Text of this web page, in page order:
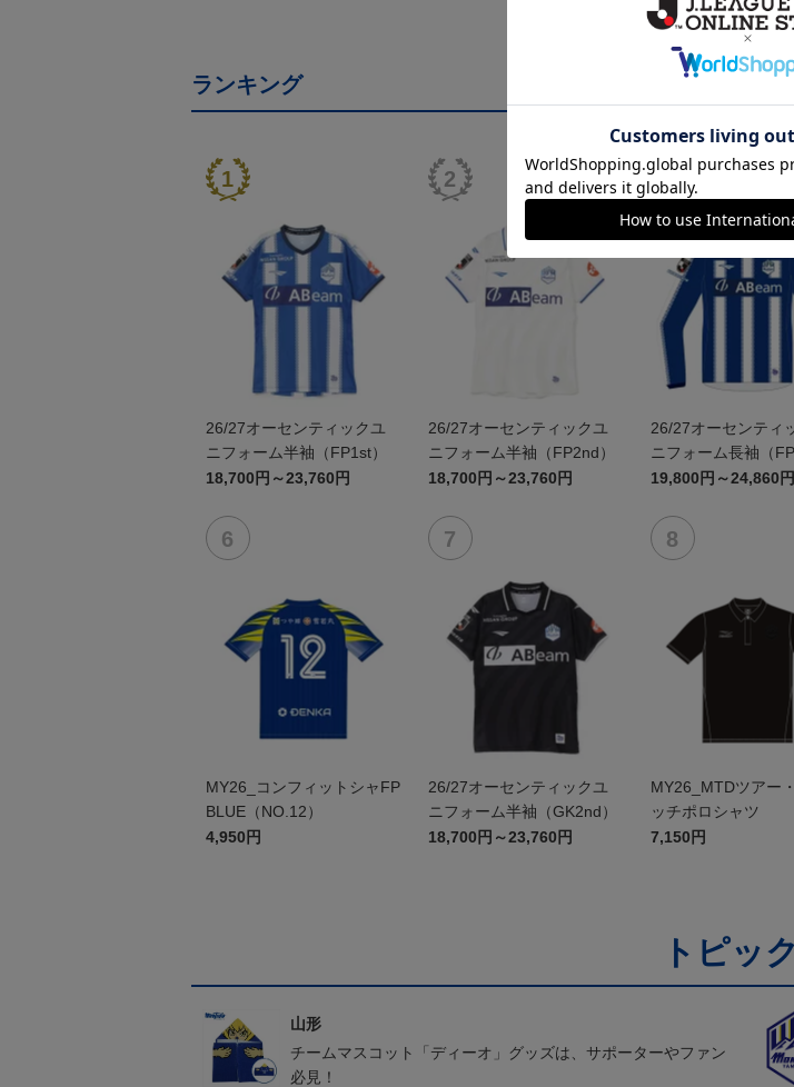
ランキング
26/27オーセンティックユ
ニフォーム半袖（FP1st）
18,700円～23,760円
26/27オーセンティックユ
ニフォーム半袖（FP2nd）
18,700円～23,760円
26/27オーセンティ
ニフォーム長袖（
19,800円～24,860円
MY26_コンフィットシャFP
BLUE（NO.12）
4,950円
26/27オーセンティックユ
ニフォーム半袖（GK2nd）
18,700円～23,760円
MY26_MTDツアー
ッチポロシャツ
7,150円
トピッ
山形
チームマスコット「ディーオ」グッズは、サポーターやファン
必見！